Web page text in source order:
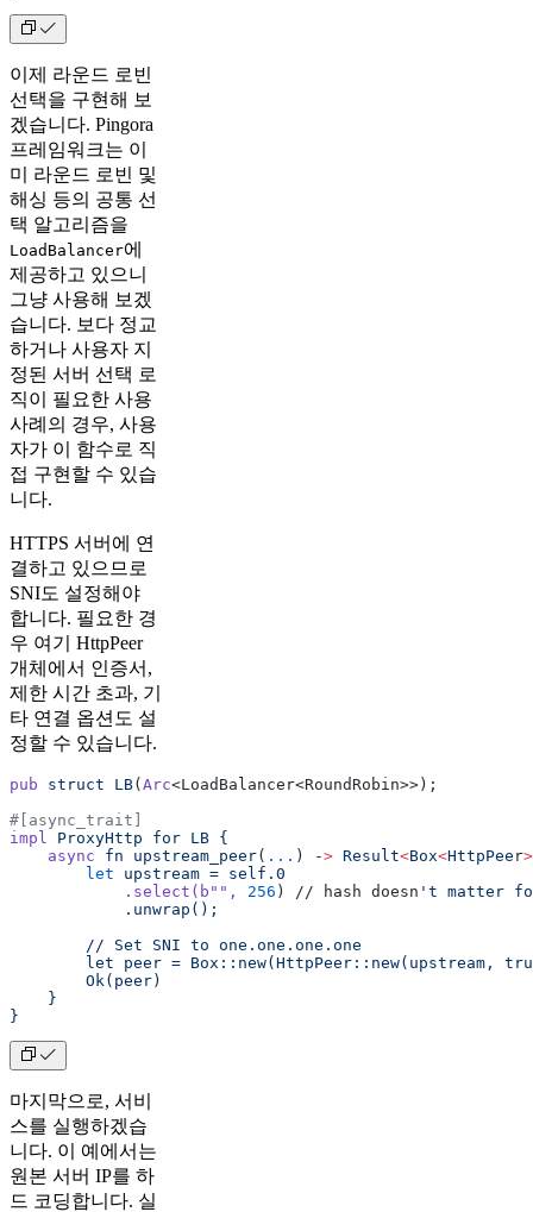
이제 라운드 로빈
선택을 구현해 보
겠습니다. Pingora
프레임워크는 이
미 라운드 로빈 및
해싱 등의 공통 선
택 알고리즘을
LoadBalancer에
제공하고 있으니
그냥 사용해 보겠
습니다. 보다 정교
하거나 사용자 지
정된 서버 선택 로
직이 필요한 사용
사례의 경우, 사용
자가 이 함수로 직
접 구현할 수 있습
니다.
HTTPS 서버에 연
결하고 있으므로
SNI도 설정해야
합니다. 필요한 경
우 여기 HttpPeer
개체에서 인증서,
제한 시간 초과, 기
타 연결 옵션도 설
정할 수 있습니다.
pub struct LB(Arc<LoadBalancer<RoundRobin>>);
#[async_trait]
impl
ProxyHttp for LB {
    async
fn upstream_peer( ... ) -> Result<Box<HttpPee r
        let
upstream = self.0
            .select(b
"" , 256 ) // hash doesn 't matter
            .unwrap();
        // Set SNI to one.one.one.one
let peer = Box::new(HttpPeer::new(upstream,
        Ok(peer)
    }
}
마지막으로, 서비
스를 실행하겠습
니다. 이 예에서는
원본 서버 IP를 하
드 코딩합니다. 실